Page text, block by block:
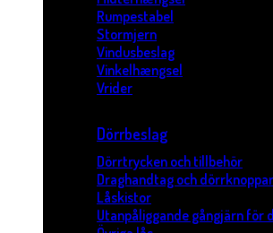
Rumpestabel
Stormjern
Vindusbeslag
Vinkelhængsel
Vrider
Dörrbeslag
Dörrtrycken och tillbehör
Draghandtag och dörrknoppar
Låskistor
Utanpåliggande gångjärn för